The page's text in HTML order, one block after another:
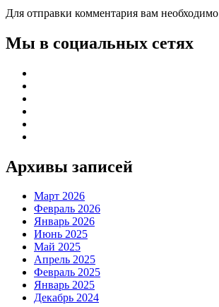
Для отправки комментария вам необходимо
Мы в социальных сетях
Архивы записей
Март 2026
Февраль 2026
Январь 2026
Июнь 2025
Май 2025
Апрель 2025
Февраль 2025
Январь 2025
Декабрь 2024